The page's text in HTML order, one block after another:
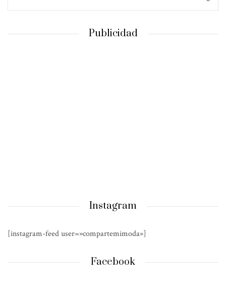
Publicidad
Instagram
[instagram-feed user=»compartemimoda»]
Facebook